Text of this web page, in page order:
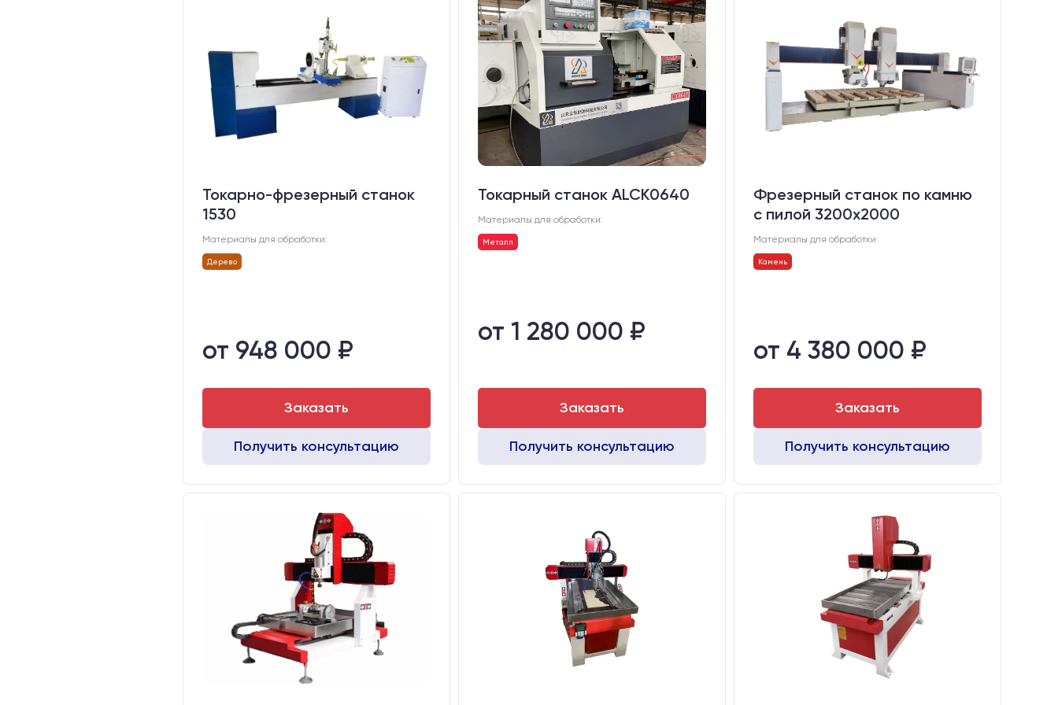
Токарно-фрезерный станок
1530
Материалы для обработки:
Дерево
от 948 000 ₽
Заказать
Получить консультацию
Токарный станок ALCK0640
Материалы для обработки:
Металл
от 1 280 000 ₽
Заказать
Получить консультацию
Фрезерный станок по камню
с пилой 3200x2000
Материалы для обработки:
Камень
от 4 380 000 ₽
Заказать
Получить консультацию